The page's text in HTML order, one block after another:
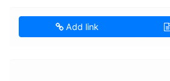
Add link